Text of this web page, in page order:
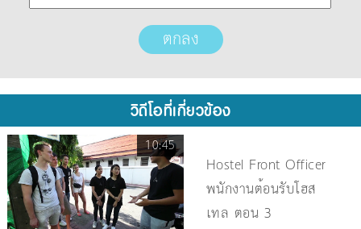
วิดีโอที่เกี่ยวข้อง
10:45
Hostel Front Officer
พนักงานต้อนรับโฮส
เทล ตอน 3